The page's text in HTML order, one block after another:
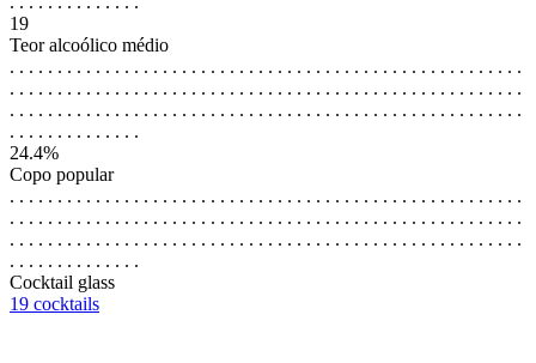
19
Teor alcoólico médio
. . . . . . . . . . . . . . . . . . . . . . . . . . . . . . . . . . . . . . . . . . . . . . . . . . . . . .
. . . . . . . . . . . . . . . . . . . . . . . . . . . . . . . . . . . . . . . . . . . . . . . . . . . . . .
. . . . . . . . . . . . . . . . . . . . . . . . . . . . . . . . . . . . . . . . . . . . . . . . . . . . . .
. . . . . . . . . . . . . .
24.4%
Copo popular
. . . . . . . . . . . . . . . . . . . . . . . . . . . . . . . . . . . . . . . . . . . . . . . . . . . . . .
. . . . . . . . . . . . . . . . . . . . . . . . . . . . . . . . . . . . . . . . . . . . . . . . . . . . . .
. . . . . . . . . . . . . . . . . . . . . . . . . . . . . . . . . . . . . . . . . . . . . . . . . . . . . .
. . . . . . . . . . . . . .
Cocktail glass
19 cocktails